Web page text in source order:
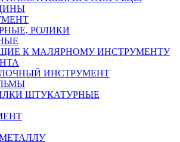
РОЛИКИ
К МАЛЯРНОМУ ИНСТРУМЕНТУ
ИНСТРУМЕНТ
ШТУКАТУРНЫЕ